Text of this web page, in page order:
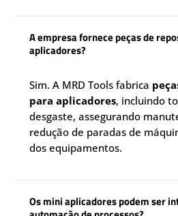
A empresa fornece peças de
aplicadores?
Sim. A MRD Tools fabrica
para aplicadores, incluindo
desgaste, assegurando
redução de paradas de
dos equipamentos.
Os mini aplicadores podem ser